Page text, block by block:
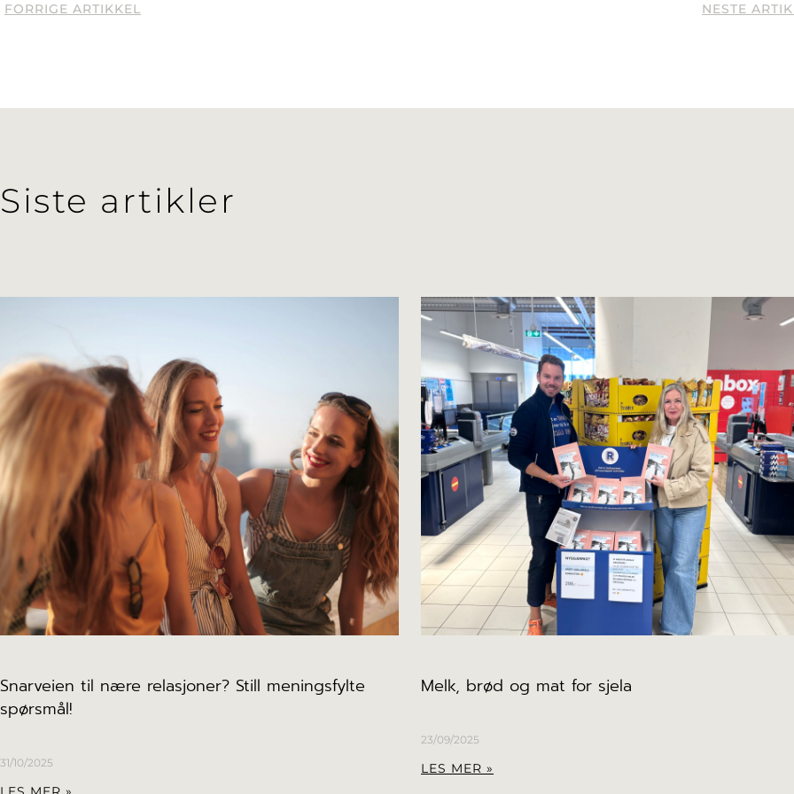
FORRIGE ARTIKKEL NESTE
Siste artikler
Snarveien til nære relasjoner? Still meningsfylte
spørsmål!
31/10/2025
Melk, brød og mat for sjela
23/09/2025
LES MER »